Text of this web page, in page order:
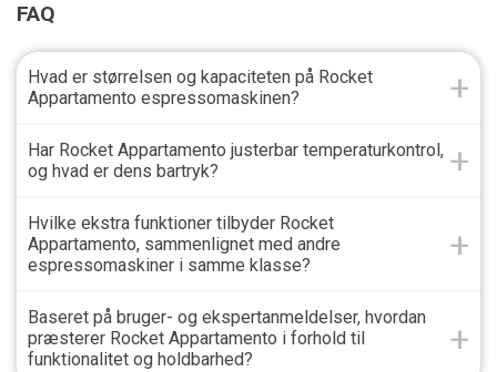
FAQ
Hvad er størrelsen og kapaciteten på Rocket
Appartamento espressomaskinen?
Har Rocket Appartamento justerbar temperaturkontrol,
og hvad er dens bartryk?
Hvilke ekstra funktioner tilbyder Rocket
Appartamento, sammenlignet med andre
espressomaskiner i samme klasse?
Baseret på bruger- og ekspertanmeldelser, hvordan
præsterer Rocket Appartamento i forhold til
funktionalitet og holdbarhed?